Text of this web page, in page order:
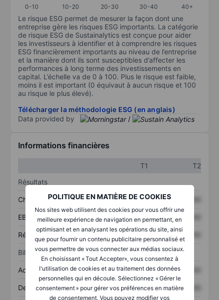
POLITIQUE EN MATIÈRE DE COOKIES
Nos sites web utilisent des cookies pour vous offrir une
meilleure expérience de navigation en permettant, en
optimisant et en analysant les opérations du site, ainsi
que pour fournir un contenu publicitaire personnalisé et
vous permettre de vous connecter aux médias sociaux.
En choisissant « Tout Accepter», vous consentez à
l'utilisation de cookies et au traitement des données
personnelles qui en découle. Sélectionnez « Gérer le
consentement » pour gérer vos préférences en matière
de consentement. Vous pouvez modifier vos
0-10
10-20 20-30 30-40 40+
Le risque ESG permet de mesurer la façon dont une
entreprise gère les risques ESG importants. La catégorie
de risque ESG de Sustainalytics est conçue pour aider
les investisseurs à identifier et à comprendre les risques
ESG financièrement importants au niveau de l’entreprise
et la manière dont ils sont susceptibles d’affecter les
performances à long terme des investissements en
capital. L’échelle va de 0 à 100. Plus le risque est faible,
moins il est important (0 équivaut à aucun risque et 100
au risque le plus élevé).
Télécharger la méthodologie ESG (en anglais)
Data provided by
/
Informations financières
T1
T2
Résultats
Chiffre d’affaires XXXXXXX XXXXXXX
EBITDA XXXXXXX XXXXXXX
Résultat net XXXXXXX XXXXXXX
Bilan
Actifs totaux XXXXXXX XXXXXXX
Dette totale XXXXXXX XXXXXXX